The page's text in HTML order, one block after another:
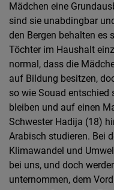
Mädchen eine
sind sie unabdingbar
den Bergen behalten es
Töchter im Haushalt
normal, dass die
auf Bildung besitzen,
so wie Souad entschied
bleiben und auf einen
Schwester Hadija (18)
Arabisch studieren. Bei
Klimawandel und
bei uns, und doch
unternommen, dem